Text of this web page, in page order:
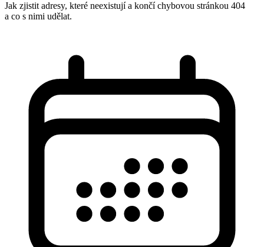
Jak zjistit adresy, které neexistují a končí chybovou stránkou 404
a co s nimi udělat.